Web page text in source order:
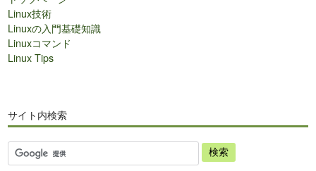
Linux技術
Linuxの入門基礎知識
Linuxコマンド
Linux Tips
サイト内検索
サ
イ